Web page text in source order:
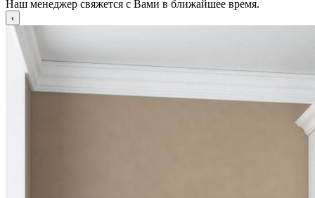
Наш менеджер свяжется с Вами в ближайшее время.